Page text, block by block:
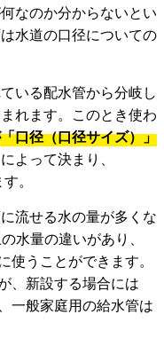
なのか分からないとい
水道の口径についての
いる配水管から分岐し
れます。このとき使わ
口径（口径サイズ）」
よって決まり、
。
流せる水の量が多くな
水量の違いがあり、
うことができます。
、新設する場合には
一般家庭用の給水管は